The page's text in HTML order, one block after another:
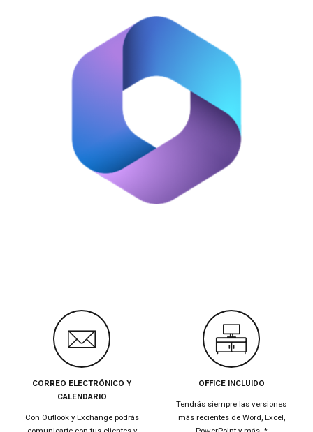
CORREO ELECTRÓNICO Y
CALENDARIO
Con Outlook y Exchange podrás
OFFICE INCLUIDO
Tendrás siempre las versiones
más recientes de Word, Excel,